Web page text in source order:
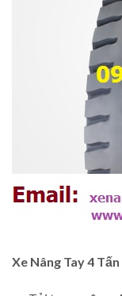
Xe Nâng Tay4 Tấn